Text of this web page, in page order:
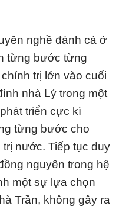
nghề đánh cá ở
từng bước từng
trị lớn vào cuối
nhà Lý trong một
triển cực kì
từng bước cho
nước. Tiếp tục duy
nguyên trong hệ
một sự lựa chọn
Trần, không gây ra